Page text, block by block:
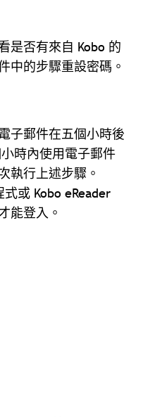
是否有來自 Kobo 的
中的步驟重設密碼。
子郵件在五個小時後
時內使用電子郵件
執行上述步驟。
或 Kobo eReader
能登入。